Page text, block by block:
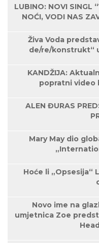
LUBINO: NOVI SINGL
NOĆI, VODI NAS
Živa Voda
de/re/konstrukt“
KANDŽIJA:
popratni video
ALEN ĐURAS
Mary May dio
Hoće li „Opsesija“
Novo ime na
umjetnica Zoe